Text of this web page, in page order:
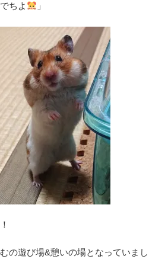
ちよ 」
の遊び場&憩いの場となっていまし